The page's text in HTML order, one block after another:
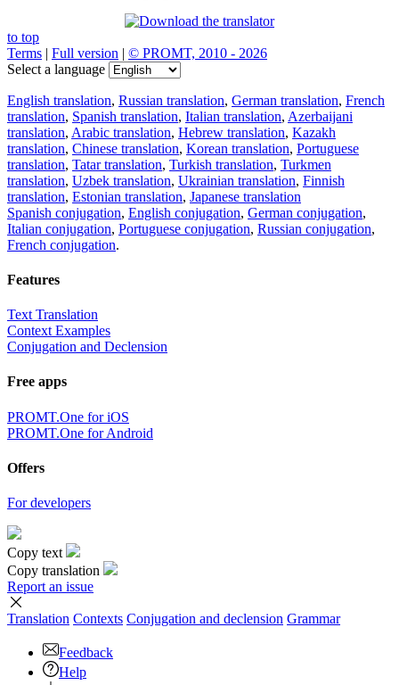
to top
Terms | Full version | © PROMT, 2010 - 2026
Select a language
English translation, Russian translation, German translation, French
translation, Spanish translation, Italian translation, Azerbaijani
translation, Arabic translation, Hebrew translation, Kazakh
translation, Chinese translation, Korean translation, Portuguese
translation, Tatar translation, Turkish translation, Turkmen
translation, Uzbek translation, Ukrainian translation, Finnish
translation, Estonian translation, Japanese translation
Spanish conjugation, English conjugation, German conjugation,
Italian conjugation, Portuguese conjugation, Russian conjugation,
French conjugation.
Features
Text Translation
Context Examples
Conjugation and Declension
Free apps
PROMT.One for iOS
PROMT.One for Android
Offers
For developers
Copy text
Copy translation
Report an issue
Translation Contexts Conjugation and declension Grammar
Feedback
Help